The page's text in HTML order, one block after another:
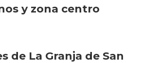
y zona centro
de La Granja de San